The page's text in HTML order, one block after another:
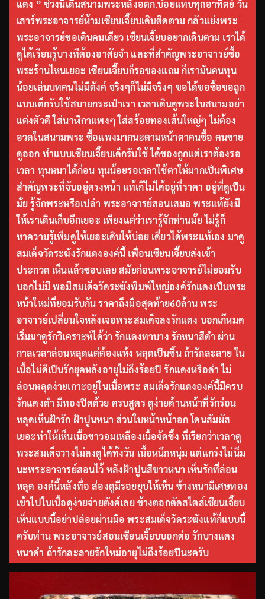
แดง ” ช่วงนี้เดินสนามพระหลังอตก.บ่อยแทบทุกอาทิตย์ วัน
เสาร์พระอาจารย์ห้ามเซียนเจี๊ยบเดินติดตาม กลัวแย่งพระ
พระอาจารย์ขอเดินคนเดียว เซียนเจี๊ยบอยากเดินตาม เราได้
ดูได้เรียนรู้บางทีต้องอาศัยจำ และที่สำคัญพระอาจารย์ซื้อ
พระร้านไหนเยอะ เซียนเจี๊ยบก็รอของแถม ก็เรามันคนทุน
น้อยเล่นบทคนไม่มีตังค์ จริงๆก็ไม่มีจริงๆ ขอได้ขอซื้อขอถูก
แบบเด็กรับใช้สบายกระเป๋าเรา เวลาเดินดูพระในสนามอย่า
แต่งตัวดี ใส่นาฬิกาแพงๆ ใส่สร้อยทองเส้นใหญ่ๆ ไม่ต้อง
อวดในสนามพระ ซื้อแพงมากนะตามหน้าตาคนซื้อ คนขาย
ดูออก ทำแบบเซียนเจี๊ยบเด็กรับใช้ ได้ของถูกแต่เราต้องรอ
เวลา ทุนหนาได้ก่อน ทุนน้อยรอเวลาใช้ตาให้มากเป็นพิเศษ
สำคัญพระที่จับอยู่ตรงหน้า แท้เก๊ไม่ได้อยู่ที่ราคา อยู่ที่ดูเป็น
มั้ย รู้จักพระหรือเปล่า พระอาจารย์สอนเสมอ พระแท้ยังมี
ให้เราเดินเก็บอีกเยอะ เพียงแต่ว่าเรารู้จักท่านมั้ย ไม่รู้ก็
หาความรู้เพิ่มดูให้เยอะเดินให้บ่อย เดี๋ยวได้พระแท้เอง มาดู
สมเด็จวัดระฆังรักแดงองค์นี้ เพื่อนเซียนเจี๊ยบส่งเข้า
ประกวด เห็นแล้วชอบเลย สมัยก่อนพระอาจารย์ไม่ยอมรับ
บอกไม่มี พอมีสมเด็จวัดระฆังพิมพ์ใหญ่องค์รักแดงเป็นพระ
หน้าใหม่ที่ยอมรับกัน ราคาถึงมือสุดท้าย60ล้าน พระ
อาจารย์เปลี่ยนใจหลังเจอพระสมเด็จลงรักแดง บอกเก๊หมด
เริ่มมาดูรักวิเคราะห์ได้ว่า รักแดงทาบาง รักหนาสีดำ ผ่าน
กาลเวลาล่อนหลุดแต่ต้องแห้ง หลุดเป็นชิ้น ถ้ารักละลาย ใน
เนื้อไม่ดีเป็นรักยุคหลังอายุไม่ถึงร้อยปี รักแดงหรือดำ ไม่
ล่อนหลุดง่ายเกาะอยู่ในเนื้อพระ สมเด็จรักแดงองค์นี้มีครบ
รักแดงดำ มีทองปิดด้วย ครบสูตร ดูง่ายด้านหน้าที่รักร่อน
หลุดเห็นฝ้ารัก ฝ้าปูนหนา ส่วนใบหน้าหน้าอก โดนสัมผัส
เยอะทำให้เห็นเนื้อขาวอมเหลืองเนื้อจัดซึ้ง ที่เรียกว่าเวลาดู
พระสมเด็จวางไม่ลงดูได้ทั้งวัน เนื้อหนึกหนุ่ม แต่แกร่งไม่นิ่ม
นะพระอาจารย์สอนไว้ หลังฝ้าปูนสีขาวหนา เห็นรักที่ล่อน
หลุด องค์นี้หลังทื่อ ส่องดูมีรอยยุบให้เห็น ข้างหนามีเศษทอง
เข้าไปในเนื้อดูง่ายจ่ายตังค์เลย ข้างตอกตัดสไตส์เซียนเจี๊ยบ
เห็นแบบนี้อย่าปล่อยผ่านมือ พระสมเด็จวัดระฆังแท้ก็แบบนี้
ครับท่าน พระอาจารย์สอนเซียนเจี๊ยบบอกต่อ รักบางแดง
หนาดำ ถ้ารักละลายรักใหม่อายุไม่ถึงร้อยปีนะครับ